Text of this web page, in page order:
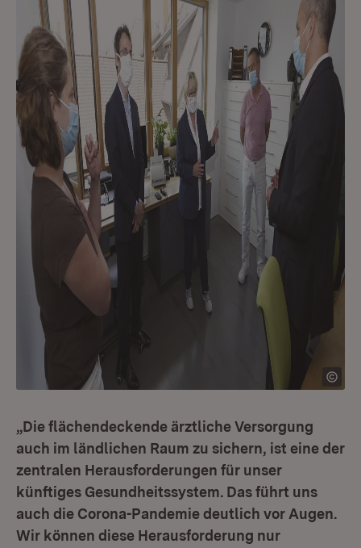
„Die flächendeckende ärztliche Versorgung
auch im ländlichen Raum zu sichern, ist eine der
zentralen Herausforderungen für unser
künftiges Gesundheitssystem. Das führt uns
auch die Corona-Pandemie deutlich vor Augen.
Wir können diese Herausforderung nur